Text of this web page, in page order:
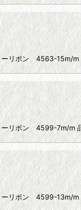
ダリーリボン 4563-
ダリーリボン 4599-
ダリーリボン 4599-